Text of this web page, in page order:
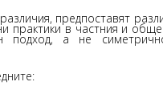
предпоставят
практики в частния и
подход, а не